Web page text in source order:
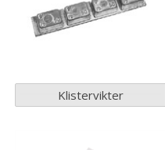
Klistervikter